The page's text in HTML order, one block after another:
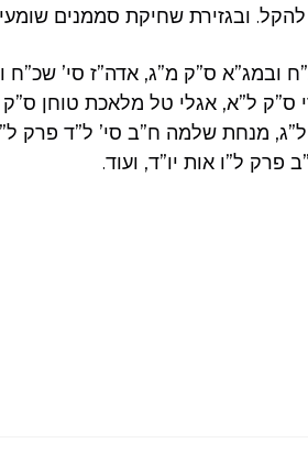
להקל. ובגזירת שחיקת סממנים
ובמג”א ס”ק מ”ג, אדה”ז סי’ שכ”ח
ל”א, אגלי טל מלאכת טוחן ס”ק
מנחת שלמה ח”ב סי’ ל”ד פרק
פרק ל”ו אות יו”ד, ועוד.